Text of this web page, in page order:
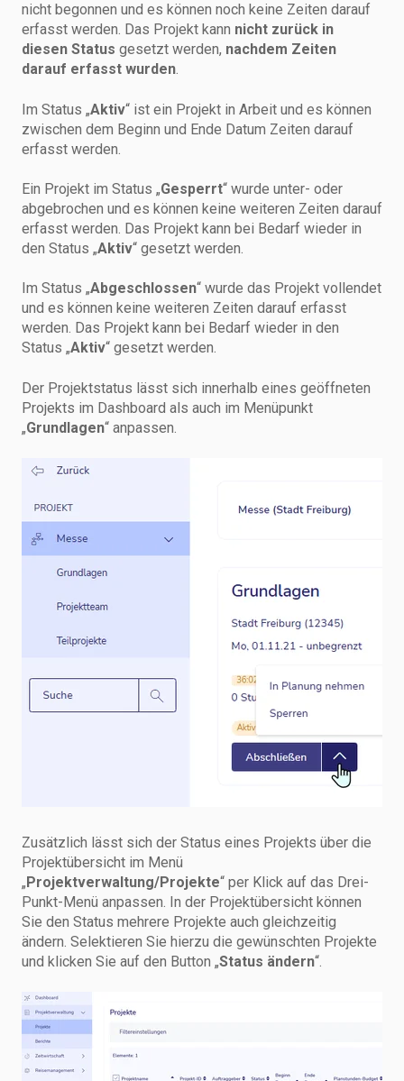
nicht begonnen und es können noch keine Zeiten darauf
erfasst werden. Das Projekt kann nicht zurück in
diesen Status gesetzt werden, nachdem Zeiten
darauf erfasst wurden.
Im Status „Aktiv“ ist ein Projekt in Arbeit und es können
zwischen dem Beginn und Ende Datum Zeiten darauf
erfasst werden.
Ein Projekt im Status „Gesperrt“ wurde unter- oder
abgebrochen und es können keine weiteren Zeiten darauf
erfasst werden. Das Projekt kann bei Bedarf wieder in
den Status „Aktiv“ gesetzt werden.
Im Status „Abgeschlossen“ wurde das Projekt vollendet
und es können keine weiteren Zeiten darauf erfasst
werden. Das Projekt kann bei Bedarf wieder in den
Status „Aktiv“ gesetzt werden.
Der Projektstatus lässt sich innerhalb eines geöffneten
Projekts im Dashboard als auch im Menüpunkt
„Grundlagen“ anpassen.
Zusätzlich lässt sich der Status eines Projekts über die
Projektübersicht im Menü
„Projektverwaltung/Projekte“ per Klick auf das Drei-
Punkt-Menü anpassen. In der Projektübersicht können
Sie den Status mehrere Projekte auch gleichzeitig
ändern. Selektieren Sie hierzu die gewünschten Projekte
und klicken Sie auf den Button „Status ändern“.